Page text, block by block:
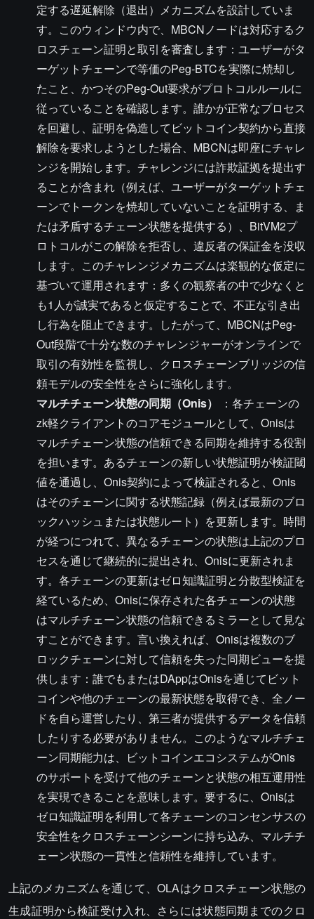
定する遅延解除（退出）メカニズムを設計していま
す。このウィンドウ内で、MBCNノードは対応するク
ロスチェーン証明と取引を審査します：ユーザーがタ
ーゲットチェーンで等価のPeg-BTCを実際に焼却し
たこと、かつそのPeg-Out要求がプロトコルルールに
従っていることを確認します。誰かが正常なプロセス
を回避し、証明を偽造してビットコイン契約から直接
解除を要求しようとした場合、MBCNは即座にチャレ
ンジを開始します。チャレンジには詐欺証拠を提出す
ることが含まれ（例えば、ユーザーがターゲットチェ
ーンでトークンを焼却していないことを証明する、ま
たは矛盾するチェーン状態を提供する）、BitVM2プ
ロトコルがこの解除を拒否し、違反者の保証金を没収
します。このチャレンジメカニズムは楽観的な仮定に
基づいて運用されます：多くの観察者の中で少なくと
も1人が誠実であると仮定することで、不正な引き出
し行為を阻止できます。したがって、MBCNはPeg-
Out段階で十分な数のチャレンジャーがオンラインで
取引の有効性を監視し、クロスチェーンブリッジの信
頼モデルの安全性をさらに強化します。
マルチチェーン状態の同期（Onis）
：各チェーンの
zk軽クライアントのコアモジュールとして、Onisは
マルチチェーン状態の信頼できる同期を維持する役割
を担います。あるチェーンの新しい状態証明が検証閾
値を通過し、Onis契約によって検証されると、Onis
はそのチェーンに関する状態記録（例えば最新のブロ
ックハッシュまたは状態ルート）を更新します。時間
が経つにつれて、異なるチェーンの状態は上記のプロ
セスを通じて継続的に提出され、Onisに更新されま
す。各チェーンの更新はゼロ知識証明と分散型検証を
経ているため、Onisに保存された各チェーンの状態
はマルチチェーン状態の信頼できるミラーとして見な
すことができます。言い換えれば、Onisは複数のブ
ロックチェーンに対して信頼を失った同期ビューを提
供します：誰でもまたはDAppはOnisを通じてビット
コインや他のチェーンの最新状態を取得でき、全ノー
ドを自ら運営したり、第三者が提供するデータを信頼
したりする必要がありません。このようなマルチチェ
ーン同期能力は、ビットコインエコシステムがOnis
のサポートを受けて他のチェーンと状態の相互運用性
を実現できることを意味します。要するに、Onisは
ゼロ知識証明を利用して各チェーンのコンセンサスの
安全性をクロスチェーンシーンに持ち込み、マルチチ
ェーン状態の一貫性と信頼性を維持しています。
上記のメカニズムを通じて、OLAはクロスチェーン状態の
生成証明から検証受け入れ、さらには状態同期までのクロ